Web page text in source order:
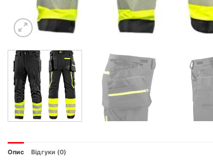
Опис Відгуки (0)